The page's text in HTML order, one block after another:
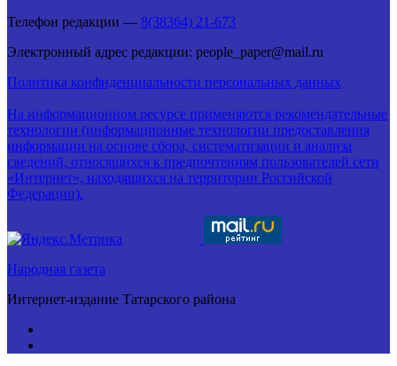
Телефон редакции — 8(38364) 21-673
Электронный адрес редакции: people_paper@mail.ru
Политика конфиденциальности персональных данных
На информационном ресурсе применяются рекомендательные
технологии (информационные технологии предоставления
информации на основе сбора, систематизации и анализа
сведений, относящихся к предпочтениям пользователей сети
«Интернет», находящихся на территории Российской
Федерации).
Народная газета
Интернет-издание Татарского района